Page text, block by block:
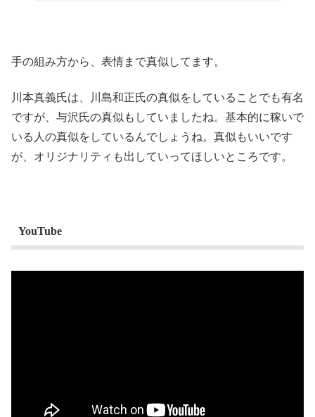
手の組み方から、表情まで真似してます。
川本真義氏は、川島和正氏の真似をしていることでも有名
ですが、与沢氏の真似もしていましたね。基本的に稼いで
いる人の真似をしているんでしょうね。真似もいいです
が、オリジナリティも出していってほしいところです。
YouTube